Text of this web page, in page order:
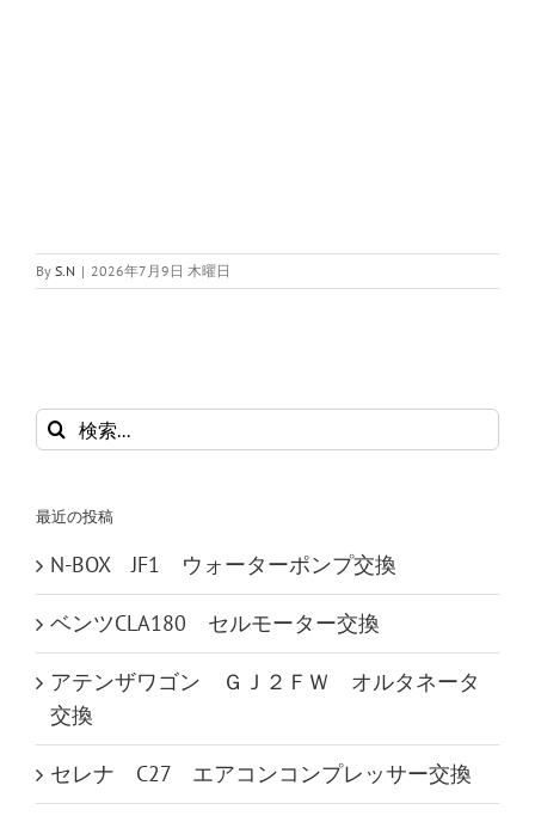
By S.N | 2026年7月9日 木曜日
検
索
最近の投稿
N-BOX JF1 ウォーターポンプ交換
ベンツCLA180 セルモーター交換
アテンザワゴン ＧＪ２ＦＷ オルタネータ
交換
セレナ C27 エアコンコンプレッサー交換